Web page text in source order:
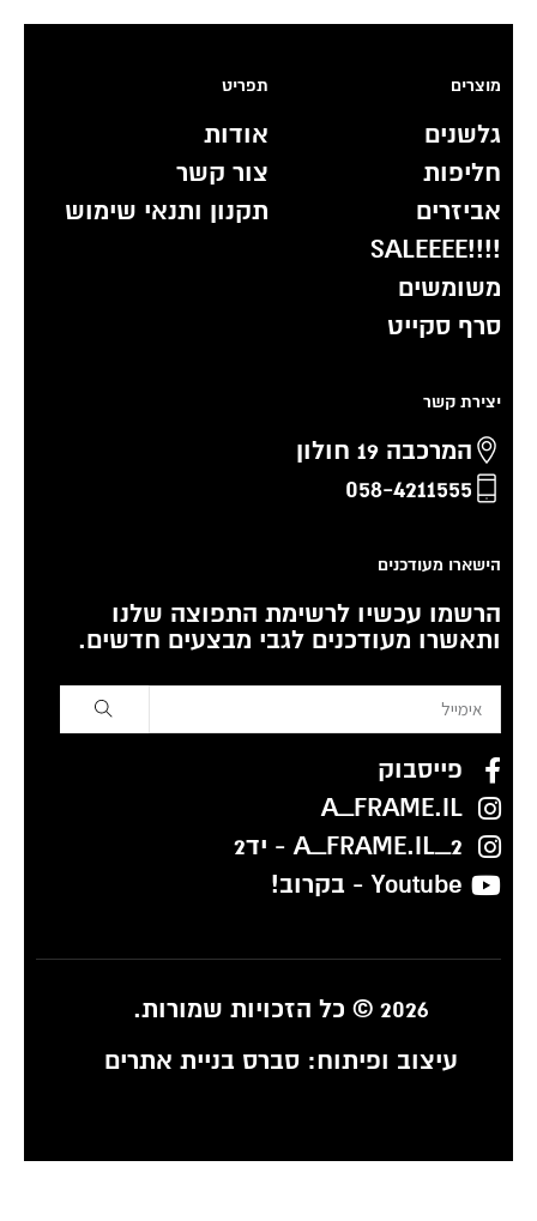
מוצרים
גלשנים
חליפות
אביזרים
!!!!SALEEEE
משומשים
סרף סקייט
תפריט
אודות
צור קשר
תקנון ותנאי שימוש
יצירת קשר
המרכבה 19 חולון
058-4211555
הישארו מעודכנים
הרשמו עכשיו לרשימת התפוצה שלנו
ותאשרו מעודכנים לגבי מבצעים חדשים.
פייסבוק
A_FRAME.IL
A_FRAME.IL_2 - יד2
Youtube - בקרוב!
2026 © כל הזכויות שמורות.
עיצוב ופיתוח:סברס בניית אתרים